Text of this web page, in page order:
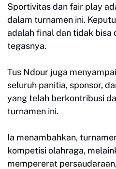
Sportivitas dan fair play
dalam turnamen ini.
adalah final dan tidak bisa
tegasnya.
Tus Ndour juga
seluruh panitia, sponsor,
yang telah berkontribusi
turnamen ini.
Ia menambahkan,
kompetisi olahraga,
mempererat